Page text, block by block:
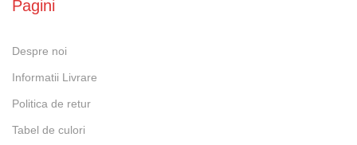
Pagini
Despre noi
Informatii Livrare
Politica de retur
Tabel de culori